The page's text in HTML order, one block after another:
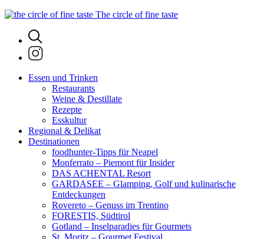
The circle of fine taste
Essen und Trinken
Restaurants
Weine & Destillate
Rezepte
Esskultur
Regional & Delikat
Destinationen
foodhunter-Tipps für Neapel
Monferrato – Piemont für Insider
DAS ACHENTAL Resort
GARDASEE – Glamping, Golf und kulinarische
Entdeckungen
Rovereto – Genuss im Trentino
FORESTIS, Südtirol
Gotland – Inselparadies für Gourmets
St. Moritz – Gourmet Festival